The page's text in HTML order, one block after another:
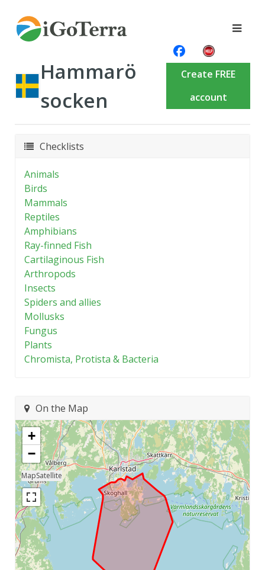
Hammarö
socken
Create FREE
account
Checklists
Animals
Birds
Mammals
Reptiles
Amphibians
Ray-finned Fish
Cartilaginous Fish
Arthropods
Insects
Spiders and allies
Mollusks
Fungus
Plants
Chromista, Protista & Bacteria
On the Map
+
−